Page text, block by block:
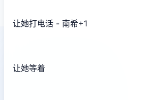
让她打电话 - 南希+1
让她等着